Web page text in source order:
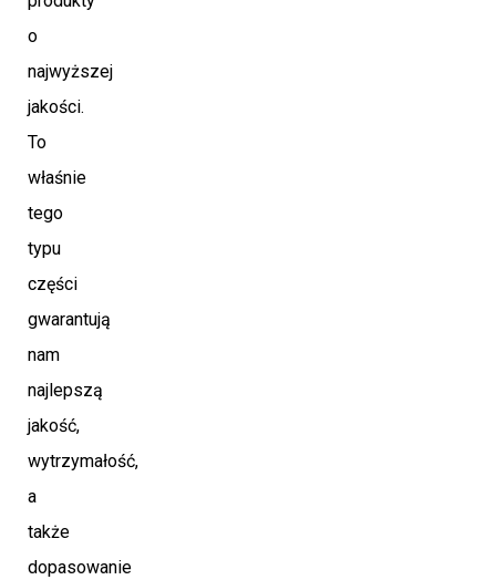
o
najwyższej
jakości.
To
właśnie
tego
typu
części
gwarantują
nam
najlepszą
jakość,
wytrzymałość,
a
także
dopasowanie